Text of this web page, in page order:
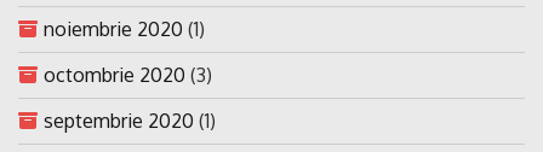
noiembrie 2020 (1)
octombrie 2020 (3)
septembrie 2020 (1)